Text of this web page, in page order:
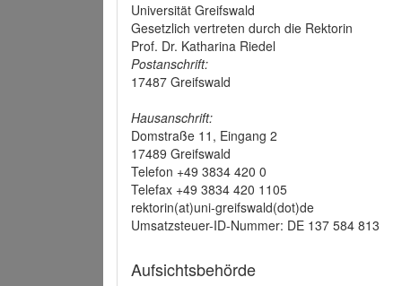
Universität Greifswald
Gesetzlich vertreten durch die Rektorin
Prof. Dr. Katharina Riedel
Postanschrift:
17487 Greifswald
Hausanschrift:
Domstraße 11, Eingang 2
17489 Greifswald
Telefon +49 3834 420 0
Telefax +49 3834 420 1105
rektorin(at)uni-greifswald(dot)de
Umsatzsteuer-ID-Nummer: DE 137 584 813
Aufsichtsbehörde